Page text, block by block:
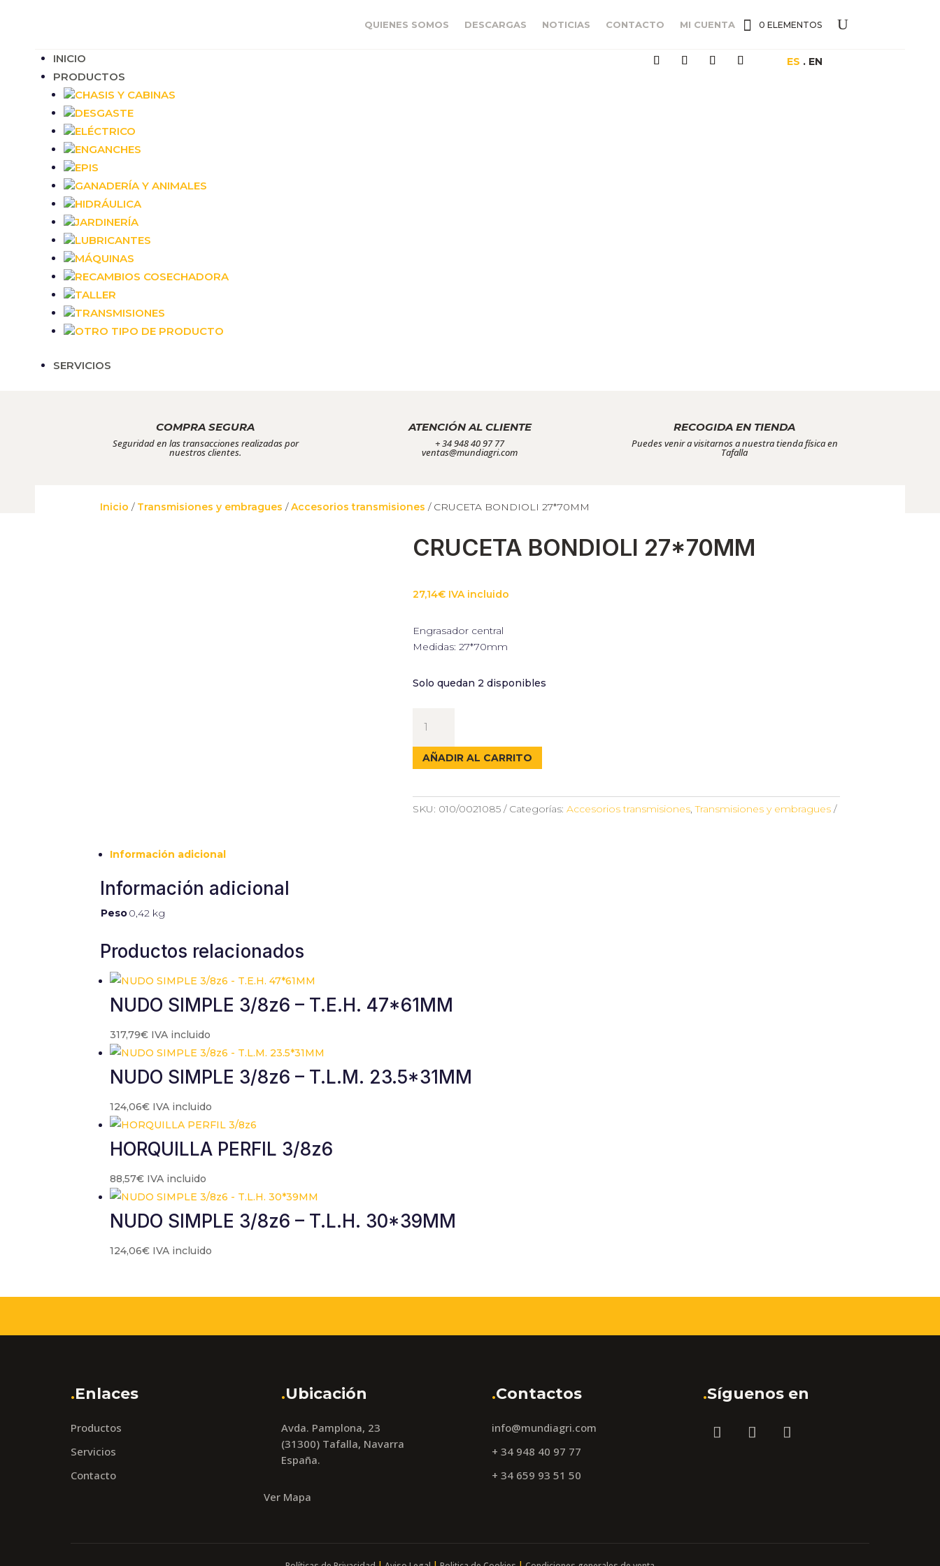
QUIENES SOMOS DESCARGAS NOTICIAS CONTACTO MI CUENTA 0 ELEMENTOS
INICIO
PRODUCTOS
CHASIS Y CABINAS
DESGASTE
ELÉCTRICO
ENGANCHES
EPIS
GANADERÍA Y ANIMALES
HIDRÁULICA
JARDINERÍA
LUBRICANTES
MÁQUINAS
RECAMBIOS COSECHADORA
TALLER
TRANSMISIONES
OTRO TIPO DE PRODUCTO
SERVICIOS
ES . EN
COMPRA SEGURA
Seguridad en las transacciones realizadas por
nuestros clientes.
ATENCIÓN AL CLIENTE
+ 34 948 40 97 77
ventas@mundiagri.com
RECOGIDA EN TIENDA
Puedes venir a visitarnos a nuestra tienda física en
Tafalla
Inicio / Transmisiones y embragues /Accesorios transmisiones / CRUCETA BONDIOLI 27*70MM
CRUCETA BONDIOLI 27*70MM
27,14€ IVA incluido
Engrasador central
Medidas: 27*70mm
Solo quedan 2 disponibles
BONDIOLI
27*70MM
cantidad
AÑADIR AL CARRITO
SKU: 010/0021085 Categorías: Accesorios transmisiones,Transmisiones y embragues
Información adicional
Información adicional
Peso0,42 kg
Productos relacionados
NUDO SIMPLE 3/8z6 – T.E.H. 47*61MM
317,79€ IVA incluido
NUDO SIMPLE 3/8z6 – T.L.M. 23.5*31MM
124,06€ IVA incluido
HORQUILLA PERFIL 3/8z6
88,57€ IVA incluido
NUDO SIMPLE 3/8z6 – T.L.H. 30*39MM
124,06€ IVA incluido
.Enlaces
Productos
Servicios
Contacto
.Ubicación
Avda. Pamplona, 23
(31300) Tafalla, Navarra
España.
Ver Mapa
.Contactos
info@mundiagri.com
+ 34 948 40 97 77
+ 34 659 93 51 50
.Síguenos en